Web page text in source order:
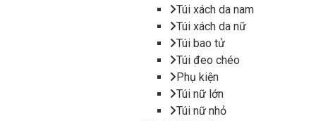
Túi xách da nam
Túi xách da nữ
Túi bao tử
Túi đeo chéo
Phụ kiện
Túi nữ lớn
Túi nữ nhỏ